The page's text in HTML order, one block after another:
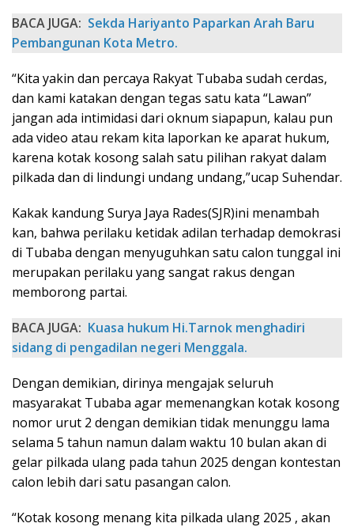
BACA JUGA: Sekda Hariyanto Paparkan Arah Baru
Pembangunan Kota Metro.
“Kita yakin dan percaya Rakyat Tubaba sudah cerdas,
dan kami katakan dengan tegas satu kata “Lawan”
jangan ada intimidasi dari oknum siapapun, kalau pun
ada video atau rekam kita laporkan ke aparat hukum,
karena kotak kosong salah satu pilihan rakyat dalam
pilkada dan di lindungi undang undang,”ucap Suhendar.
Kakak kandung Surya Jaya Rades(SJR)ini menambah
kan, bahwa perilaku ketidak adilan terhadap demokrasi
di Tubaba dengan menyuguhkan satu calon tunggal ini
merupakan perilaku yang sangat rakus dengan
memborong partai.
BACA JUGA: Kuasa hukum Hi.Tarnok menghadiri
sidang di pengadilan negeri Menggala.
Dengan demikian, dirinya mengajak seluruh
masyarakat Tubaba agar memenangkan kotak kosong
nomor urut 2 dengan demikian tidak menunggu lama
selama 5 tahun namun dalam waktu 10 bulan akan di
gelar pilkada ulang pada tahun 2025 dengan kontestan
calon lebih dari satu pasangan calon.
“Kotak kosong menang kita pilkada ulang 2025 , akan